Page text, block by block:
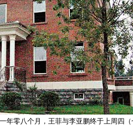
零八个月，王菲与李亚鹏终于上周四（